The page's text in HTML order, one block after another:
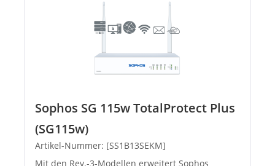
Sophos SG 115w TotalProtect Plus
(SG115w)
Artikel-Nummer: [SS1B13SEKM]
Mit den Rev.-3-Modellen erweitert Sophos